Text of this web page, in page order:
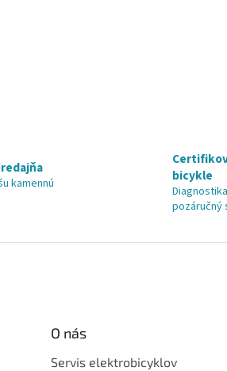
kamennú
bicykle
pozáručný
O nás
Servis elektrobicyklov